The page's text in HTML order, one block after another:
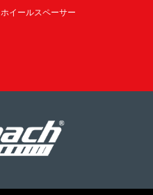
ホイールスペーサー